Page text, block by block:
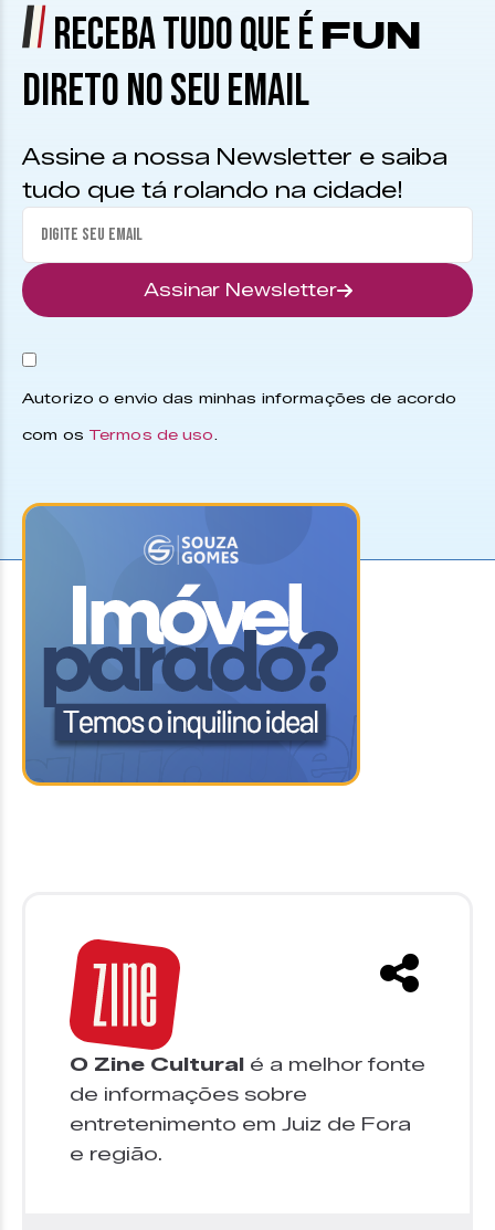
RECEBA TUDO QUE É FUN
DIRETO NO SEU EMAIL
Assine a nossa Newsletter e saiba
tudo que tá rolando na cidade!
Assinar Newsletter
Autorizo o envio das minhas informações de acordo
com os Termos de uso.
O Zine Cultural é a melhor fonte
de informações sobre
entretenimento em Juiz de Fora
e região.